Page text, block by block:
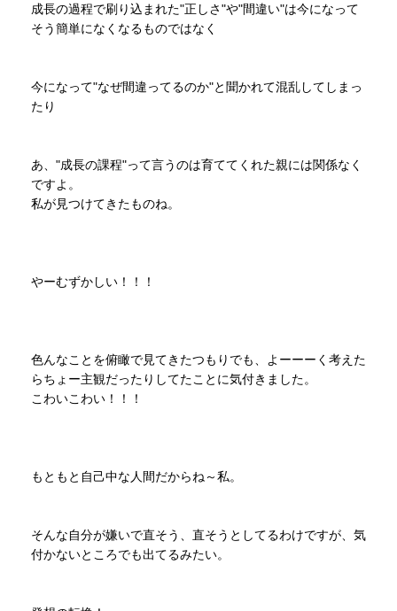
成長の過程で刷り込まれた"正しさ"や"間違い"は今になって
そう簡単になくなるものではなく
今になって"なぜ間違ってるのか"と聞かれて混乱してしまっ
たり
あ、"成長の課程"って言うのは育ててくれた親には関係なく
ですよ。
私が見つけてきたものね。
やーむずかしい！！！
色んなことを俯瞰で見てきたつもりでも、よーーーく考えた
らちょー主観だったりしてたことに気付きました。
こわいこわい！！！
もともと自己中な人間だからね～私。
そんな自分が嫌いで直そう、直そうとしてるわけですが、気
付かないところでも出てるみたい。